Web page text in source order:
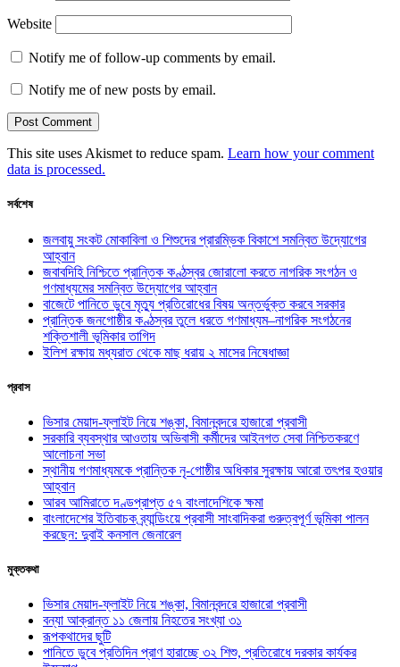
Website
Notify me of follow-up comments by email.
Notify me of new posts by email.
This site uses Akismet to reduce spam. Learn how your comment
data is processed.
সর্বশেষ
জলবায়ু সংকট মোকাবিলা ও শিশুদের প্রারম্ভিক বিকাশে সমন্বিত উদ্যোগের
আহ্বান
জবাবদিহি নিশ্চিতে প্রান্তিক কণ্ঠস্বর জোরালো করতে নাগরিক সংগঠন ও
গণমাধ্যমের সমন্বিত উদ্যোগের আহ্বান
বাজেটে পানিতে ডুবে মৃত্যু প্রতিরোধের বিষয় অন্তর্ভুক্ত করবে সরকার
প্রান্তিক জনগোষ্ঠীর কণ্ঠস্বর তুলে ধরতে গণমাধ্যম–নাগরিক সংগঠনের
শক্তিশালী ভূমিকার তাগিদ
ইলিশ রক্ষায় মধ্যরাত থেকে মাছ ধরায় ২ মাসের নিষেধাজ্ঞা
প্রবাস
ভিসার মেয়াদ-ফ্লাইট নিয়ে শঙ্কা, বিমানবন্দরে হাজারো প্রবাসী
সরকারি ব্যবস্থার আওতায় অভিবাসী কর্মীদের আইনগত সেবা নিশ্চিতকরণে
আলোচনা সভা
স্থানীয় গণমাধ্যমকে প্রান্তিক নৃ-গোষ্ঠীর অধিকার সুরক্ষায় আরো তৎপর হওয়ার
আহ্বান
আরব আমিরাতে দণ্ডপ্রাপ্ত ৫৭ বাংলাদেশিকে ক্ষমা
বাংলাদেশের ইতিবাচক ব্র্যান্ডিংয়ে প্রবাসী সাংবাদিকরা গুরুত্বপূর্ণ ভূমিকা পালন
করছেন: দুবাই কনসাল জেনারেল
মুক্তকথা
ভিসার মেয়াদ-ফ্লাইট নিয়ে শঙ্কা, বিমানবন্দরে হাজারো প্রবাসী
বন্যা আক্রান্ত ১১ জেলায় নিহতের সংখ্যা ৩১
রূপকথাদের ছুটি
পানিতে ডুবে প্রতিদিন প্রাণ হারাচ্ছে ৩২ শিশু, প্রতিরোধে দরকার কার্যকর